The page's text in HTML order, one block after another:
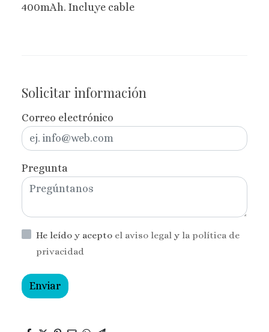
400mAh. Incluye cable
Solicitar información
Correo electrónico
Pregunta
He leído y acepto el aviso legal y la política de
privacidad
Enviar